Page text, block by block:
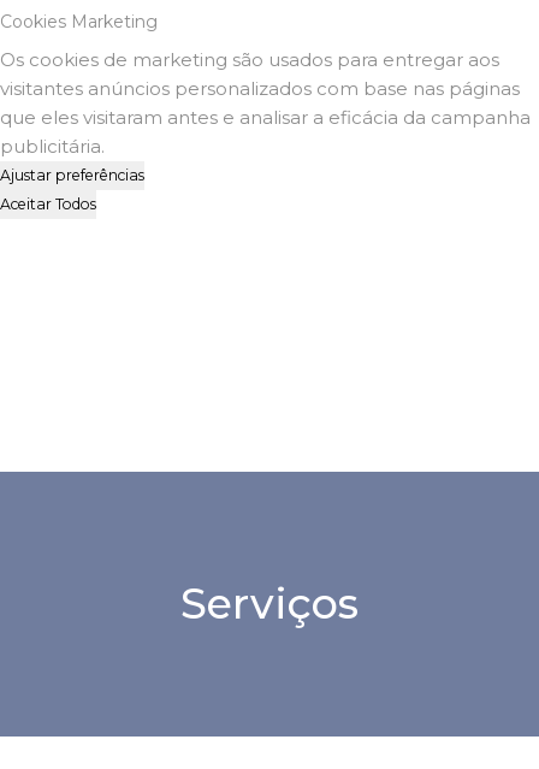
Cookies Marketing
Os cookies de marketing são usados para entregar aos
visitantes anúncios personalizados com base nas páginas
que eles visitaram antes e analisar a eficácia da campanha
publicitária.
Ajustar preferências
Aceitar Todos
Serviços